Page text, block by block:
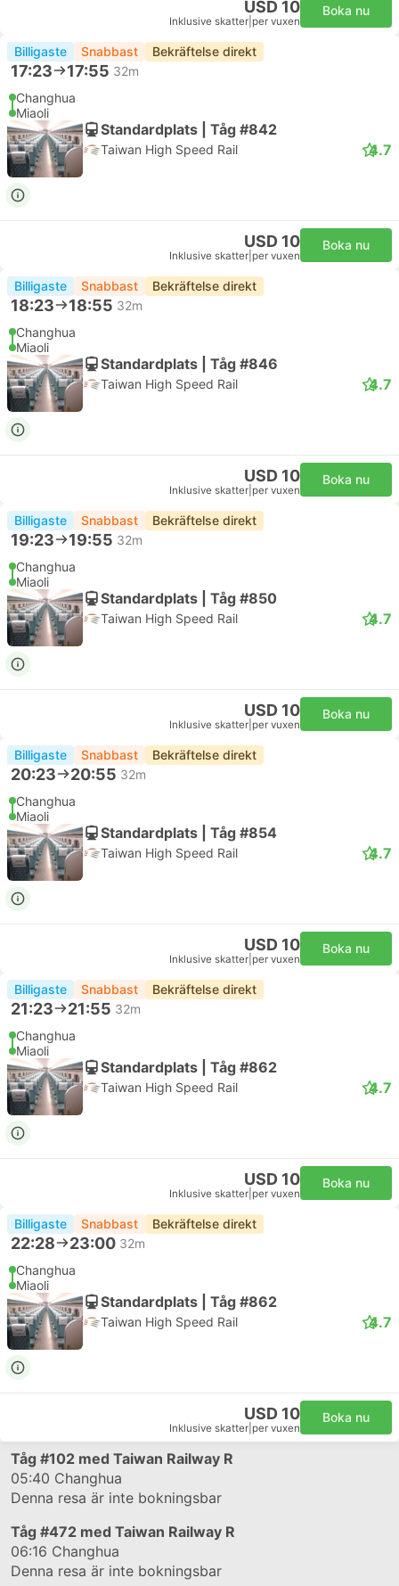
USD 10
Inklusive skatter per vuxen
Boka nu
Billigaste Snabbast Bekräftelse direkt
17:23 17:55 32m
Changhua
Miaoli
Standardplats | Tåg #842
Taiwan High Speed Rail 4.7
USD 10
Inklusive skatter per vuxen
Boka nu
Billigaste Snabbast Bekräftelse direkt
18:23 18:55 32m
Changhua
Miaoli
Standardplats | Tåg #846
Taiwan High Speed Rail 4.7
USD 10
Inklusive skatter per vuxen
Boka nu
Billigaste Snabbast Bekräftelse direkt
19:23 19:55 32m
Changhua
Miaoli
Standardplats | Tåg #850
Taiwan High Speed Rail 4.7
USD 10
Inklusive skatter per vuxen
Boka nu
Billigaste Snabbast Bekräftelse direkt
20:23 20:55 32m
Changhua
Miaoli
Standardplats | Tåg #854
Taiwan High Speed Rail 4.7
USD 10
Inklusive skatter per vuxen
Boka nu
Billigaste Snabbast Bekräftelse direkt
21:23 21:55 32m
Changhua
Miaoli
Standardplats | Tåg #862
Taiwan High Speed Rail 4.7
USD 10
Inklusive skatter per vuxen
Boka nu
Billigaste Snabbast Bekräftelse direkt
22:28 23:00 32m
Changhua
Miaoli
Standardplats | Tåg #862
Taiwan High Speed Rail 4.7
USD 10
Inklusive skatter per vuxen
Boka nu
Tåg #102 med Taiwan Railway R
05:40 Changhua
Denna resa är inte bokningsbar
Tåg #472 med Taiwan Railway R
06:16 Changhua
Denna resa är inte bokningsbar